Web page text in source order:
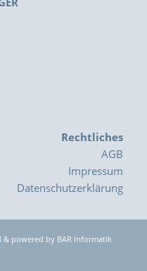
Rechtliches
AGB
Impressum
Datenschutzerklärung
& powered by BAR Informatik